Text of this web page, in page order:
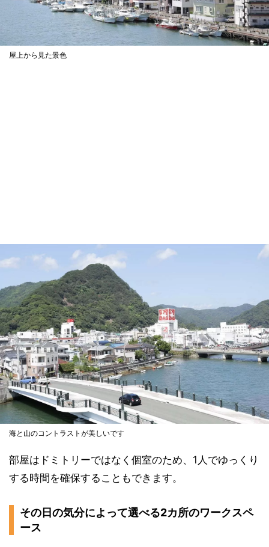
屋上から見た景色
海と山のコントラストが美しいです
部屋はドミトリーではなく個室のため、1人でゆっくり
する時間を確保することもできます。
その日の気分によって選べる2カ所のワークスペ
ース